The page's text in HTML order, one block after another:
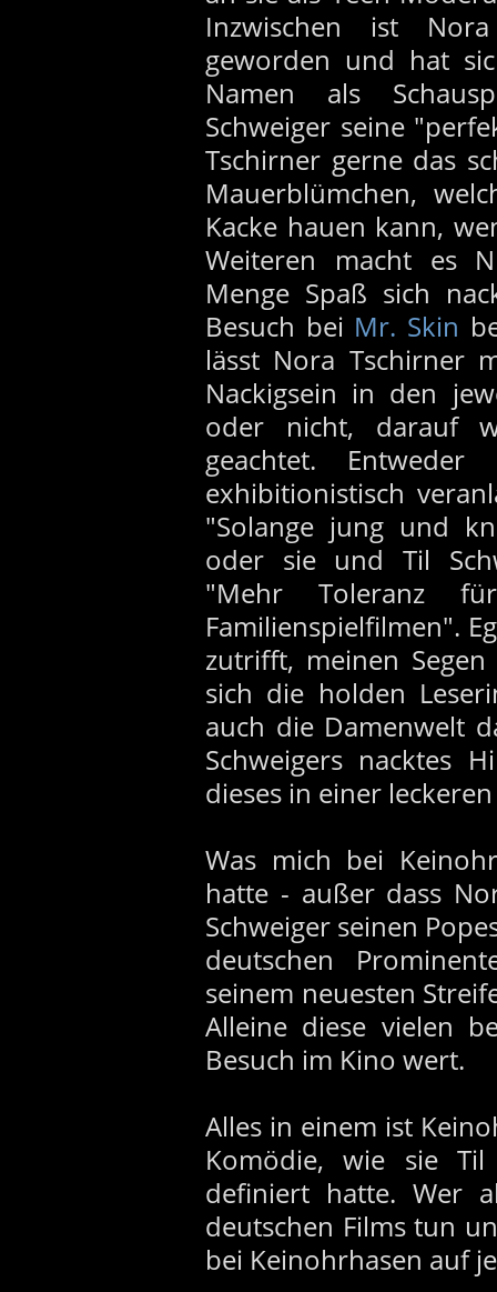
Inzwischen ist
geworden und hat
Namen als
Schweiger seine
Tschirner gerne das
Mauerblümchen,
Kacke hauen kann,
Weiteren macht es
Menge Spaß sich
Besuch bei Mr. Skin
lässt Nora Tschirner
Nackigsein in den
oder nicht, darauf
geachtet.
exhibitionistisch
"Solange jung und
oder sie und Til
"Mehr Toleranz
Familienspielfilmen".
zutrifft, meinen
sich die holden
auch die Damenwelt
Schweigers nacktes
dieses in einer
Was mich bei
hatte - außer dass
Schweiger seinen
deutschen
seinem neuesten
Alleine diese vielen
Besuch im Kino wert.
Alles in einem ist
Komödie, wie sie Til
definiert hatte. Wer
deutschen Films tun
bei Keinohrhasen auf